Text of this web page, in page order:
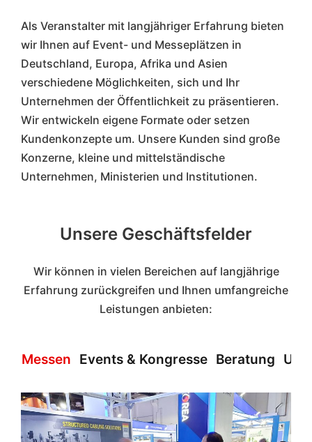
Als Veranstalter mit langjähriger Erfahrung bieten
wir Ihnen auf Event- und Messeplätzen in
Deutschland, Europa, Afrika und Asien
verschiedene Möglichkeiten, sich und Ihr
Unternehmen der Öffentlichkeit zu präsentieren.
Wir entwickeln eigene Formate oder setzen
Kundenkonzepte um. Unsere Kunden sind große
Konzerne, kleine und mittelständische
Unternehmen, Ministerien und Institutionen.
Unsere Geschäftsfelder
Wir können in vielen Bereichen auf langjährige
Erfahrung zurückgreifen und Ihnen umfangreiche
Leistungen anbieten:
Messen Events & Kongresse Beratung